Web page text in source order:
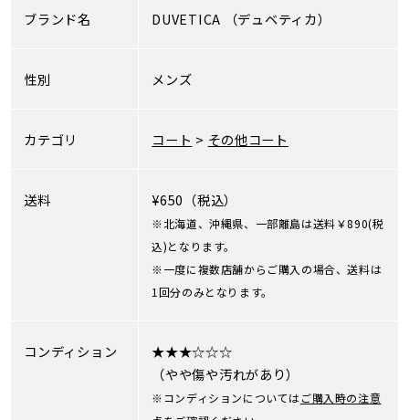
ブランド名 DUVETICA （デュベティカ）
性別 メンズ
カテゴリ コート > その他コート
送料 ¥650（税込）
※北海道、沖縄県、一部離島は送料￥890(税
込)となります。
※一度に複数店舗からご購入の場合、送料は
1回分のみとなります。
コンディション
★★★☆☆☆
（やや傷や汚れがあり）
※コンディションについてはご購入時の注意